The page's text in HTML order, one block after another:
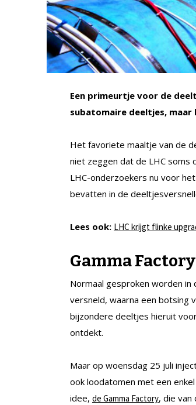
Een primeurtje voor de
subatomaire deeltjes,
Het favoriete maaltje van de
niet zeggen dat de LHC soms
LHC-onderzoekers nu voor
bevatten in de
Lees ook: LHC krijgt flinke
Gamma Factory
Normaal gesproken worden
versneld, waarna een botsing
bijzondere deeltjes hieruit
ontdekt.
Maar op woensdag 25 juli
ook loodatomen met een
idee, de Gamma Factory, die van